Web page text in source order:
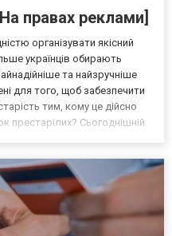
правах реклами]
організувати якісний
українців обирають
та найзручніше
для того, щоб забезпечити
тим, кому це дійсно
престарілих? Сьогоднішній